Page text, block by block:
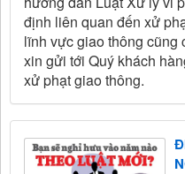
định liên quan đến xử
lĩnh vực giao thông cũng
xin gửi tới Quý khách
xử phạt giao thông.